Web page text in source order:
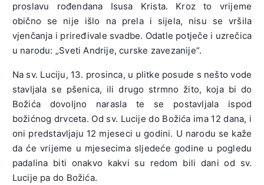
proslavu rođendana Isusa Krista. Kroz to vrijeme
obično se nije išlo na prela i sijela, nisu se vršila
vjenčanja i priređivale svadbe. Odatle potječe i uzrečica
u narodu: „Sveti Andrije, curske zavezanije“.
Na sv. Luciju, 13. prosinca, u plitke posude s nešto vode
stavljala se pšenica, ili drugo strmno žito, koja bi do
Božića dovoljno narasla te se postavljala ispod
božićnog drvceta. Od sv. Lucije do Božića ima 12 dana, i
oni predstavljaju 12 mjeseci u godini. U narodu se kaže
da će vrijeme u mjesecima sljedeće godine u pogledu
padalina biti onakvo kakvi su redom bili dani od sv.
Lucije pa do Božića.